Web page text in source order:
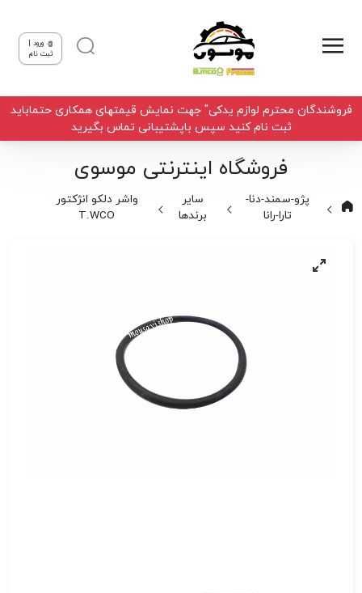
ورود |
ثبت نام
فروشندگان محترم لوازم یدکی" جهت نمایش قیمتهای همکاری حتماباید
ثبت نام کنید سپس باپشتیبانی تماس بگیرید
فروشگاه اینترنتی موسوی
پژو-سمند-دنا-
تارا-رانا
سایر
برندها
واشر دلکو انژکتور
T.WCO